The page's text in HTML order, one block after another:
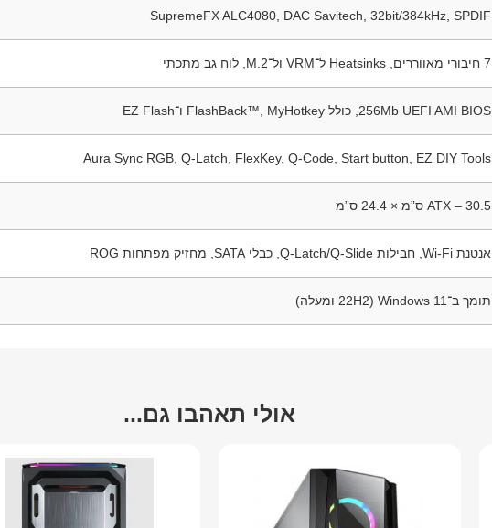
SupremeFX ALC4080, DAC Savitech, 32bit/384kHz, SPDIF
7 חיבורי מאווררים, Heatsinks ל־VRM ול־M.2, לוח גב מתכתי
256Mb UEFI AMI BIOS, כולל FlashBack™, MyHotkey ו־EZ Flash
Aura Sync RGB, Q-Latch, FlexKey, Q-Code, Start button, EZ DIY Tools
ATX – ‎30.5 ס”מ × 24.4 ס”מ
אנטנת Wi-Fi, חבילות Q-Latch/Q-Slide, כבלי SATA, מחזיק מפתחות ROG
תומך ב־Windows 11 (22H2 ומעלה)
אולי תאהבו גם...